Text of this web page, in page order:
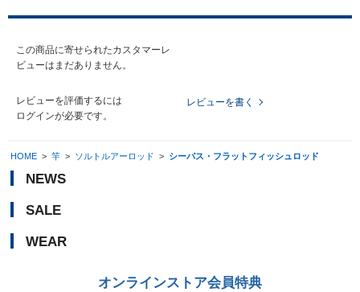
この商品に寄せられたカスタマーレ
ビューはまだありません。
レビューを評価するには
ログインが必要です。
レビューを書く
HOME > 竿 > ソルトルアーロッド > シーバス・フラットフィッシュロッド
NEWS
SALE
WEAR
オンラインストア会員特典